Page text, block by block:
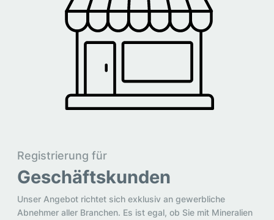
Registrierung für
Geschäftskunden
Unser Angebot richtet sich exklusiv an gewerbliche
Abnehmer aller Branchen. Es ist egal, ob Sie mit Mineralien